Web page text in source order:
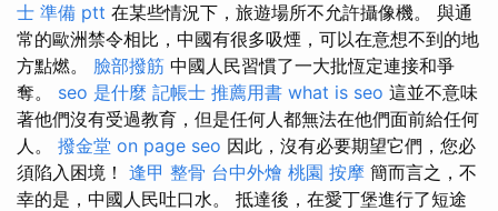
士 準備 ptt 在某些情況下，旅遊場所不允許攝像機。 與通
常的歐洲禁令相比，中國有很多吸煙，可以在意想不到的地
方點燃。 臉部撥筋 中國人民習慣了一大批恆定連接和爭
奪。 seo 是什麼 記帳士 推薦用書 what is seo 這並不意味
著他們沒有受過教育，但是任何人都無法在他們面前給任何
人。 撥金堂 on page seo 因此，沒有必要期望它們，您必
須陷入困境！ 逢甲 整骨 台中外燴 桃園 按摩 簡而言之，不
幸的是，中國人民吐口水。 抵達後，在愛丁堡進行了短途